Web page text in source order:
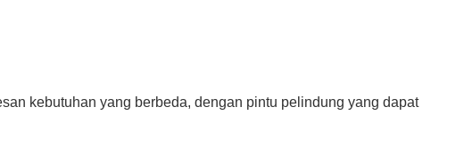
kebutuhan yang berbeda, dengan pintu pelindung yang dapat